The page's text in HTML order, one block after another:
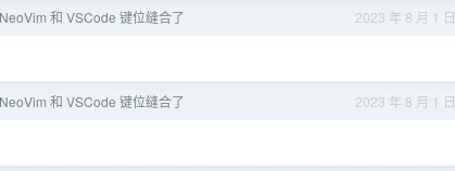
2023 年 8 月 1 日
和 VSCode 键位缝合了
2023 年 8 月 1 日
和 VSCode 键位缝合了